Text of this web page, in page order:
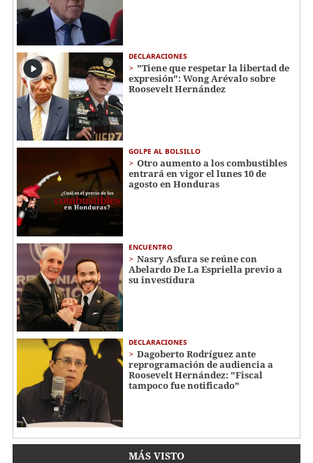
DECLARACIONES
"Tiene que respetar la libertad de
expresión": Wong Arévalo sobre
Roosevelt Hernández
GOLPE AL BOLSILLO
Otro aumento a los combustibles
entrará en vigor el lunes 10 de
agosto en Honduras
ENCUENTRO
Nasry Asfura se reúne con
Abelardo De La Espriella previo a
su investidura
DECLARACIONES
Dagoberto Rodríguez ante
reprogramación de audiencia a
Roosevelt Hernández: "Fiscal
tampoco fue notificado"
MÁS VISTO